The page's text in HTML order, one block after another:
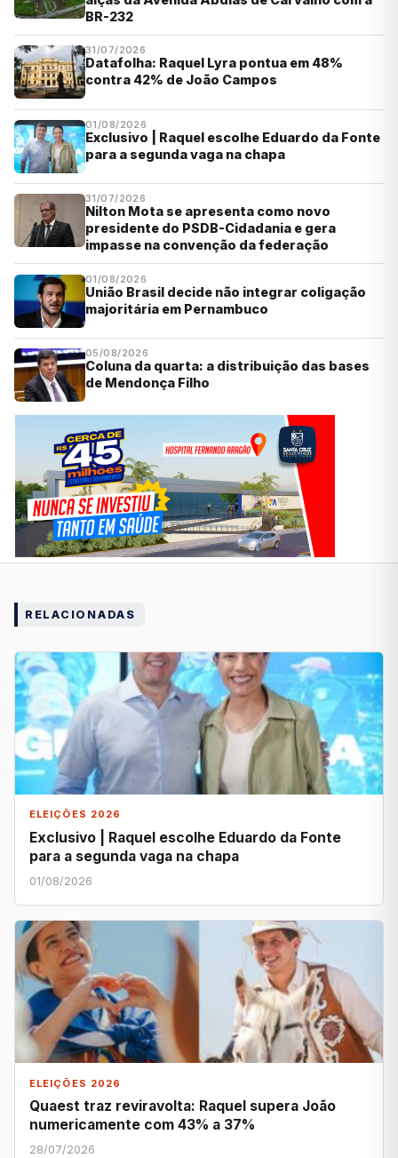
BR-232
31/07/2026
Datafolha: Raquel Lyra pontua em 48%
contra 42% de João Campos
01/08/2026
Exclusivo | Raquel escolhe Eduardo da Fonte
para a segunda vaga na chapa
31/07/2026
Nilton Mota se apresenta como novo
presidente do PSDB-Cidadania e gera
impasse na convenção da federação
01/08/2026
União Brasil decide não integrar coligação
majoritária em Pernambuco
05/08/2026
Coluna da quarta: a distribuição das bases
de Mendonça Filho
RELACIONADAS
ELEIÇÕES 2026
Exclusivo | Raquel escolhe Eduardo da Fonte
para a segunda vaga na chapa
01/08/2026
ELEIÇÕES 2026
Quaest traz reviravolta: Raquel supera João
numericamente com 43% a 37%
28/07/2026